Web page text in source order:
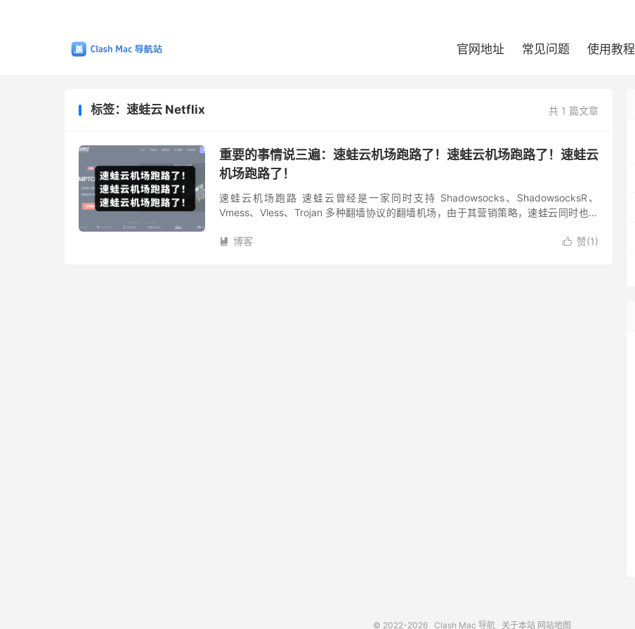
官网地址 常见问题 使用教程
共 1 篇文章
标签：速蛙云 Netflix
重要的事情说三遍：速蛙云机场跑路了！速蛙云机场跑路了！速蛙云
机场跑路了！
速蛙云机场跑路 速蛙云曾经是一家同时支持 Shadowsocks、ShadowsocksR、
Vmess、Vless、Trojan 多种翻墙协议的翻墙机场，由于其营销策略，速蛙云同时也是
 赞(1)
 博客
© 2022-2026 Clash Mac 导航 关于本站 网站地图